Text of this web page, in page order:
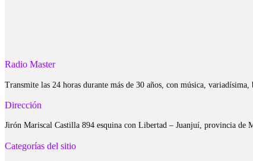
Radio Master
Transmite las 24 horas durante más de 30 años, con música,
Dirección
Jirón Mariscal Castilla 894 esquina con Libertad – Juanjuí, provincia de
Categorías del sitio